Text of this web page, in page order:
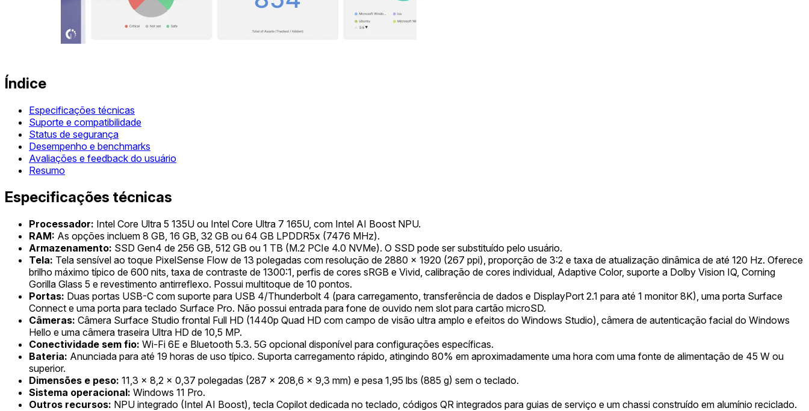
Índice
Especificações técnicas
Suporte e compatibilidade
Status de segurança
Desempenho e benchmarks
Avaliações e feedback do usuário
Resumo
Especificações técnicas
Processador: Intel Core Ultra 5 135U ou Intel Core Ultra 7 165U, com Intel AI Boost NPU.
RAM: As opções incluem 8 GB, 16 GB, 32 GB ou 64 GB LPDDR5x (7476 MHz).
Armazenamento: SSD Gen4 de 256 GB, 512 GB ou 1 TB (M.2 PCIe 4.0 NVMe). O SSD pode ser substituído pelo usuário.
Tela: Tela sensível ao toque PixelSense Flow de 13 polegadas com resolução de 2880 x 1920 (267 ppi), proporção de 3:2 e taxa de atualização dinâmica de até 120 Hz. Oferece
brilho máximo típico de 600 nits, taxa de contraste de 1300:1, perfis de cores sRGB e Vivid, calibração de cores individual, Adaptive Color, suporte a Dolby Vision IQ, Corning
Gorilla Glass 5 e revestimento antirreflexo. Possui multitoque de 10 pontos.
Portas: Duas portas USB-C com suporte para USB 4/Thunderbolt 4 (para carregamento, transferência de dados e DisplayPort 2.1 para até 1 monitor 8K), uma porta Surface
Connect e uma porta para teclado Surface Pro. Não possui entrada para fone de ouvido nem slot para cartão microSD.
Câmeras: Câmera Surface Studio frontal Full HD (1440p Quad HD com campo de visão ultra amplo e efeitos do Windows Studio), câmera de autenticação facial do Windows
Hello e uma câmera traseira Ultra HD de 10,5 MP.
Conectividade sem fio: Wi-Fi 6E e Bluetooth 5.3. 5G opcional disponível para configurações específicas.
Bateria: Anunciada para até 19 horas de uso típico. Suporta carregamento rápido, atingindo 80% em aproximadamente uma hora com uma fonte de alimentação de 45 W ou
superior.
Dimensões e peso: 11,3 x 8,2 x 0,37 polegadas (287 x 208,6 x 9,3 mm) e pesa 1,95 lbs (885 g) sem o teclado.
Sistema operacional: Windows 11 Pro.
Outros recursos: NPU integrado (Intel AI Boost), tecla Copilot dedicada no teclado, códigos QR integrados para guias de serviço e um chassi construído em alumínio reciclado.